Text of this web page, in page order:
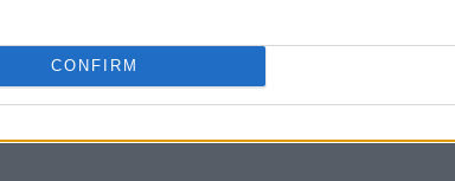
CONFIRM
de ley relacionados serán discutidos en el Senado,
sobre su progreso. Este desarrollo no será la
el sector de criptomonedas sigue evolucionando y